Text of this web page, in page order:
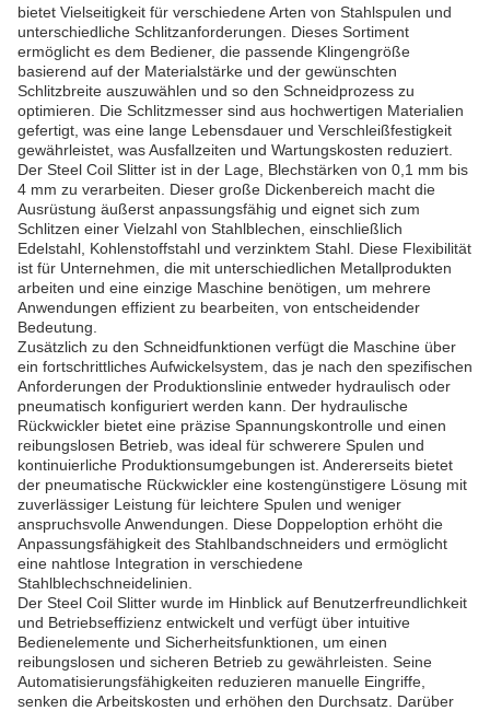
bietet Vielseitigkeit für verschiedene Arten von Stahlspulen und
unterschiedliche Schlitzanforderungen. Dieses Sortiment
ermöglicht es dem Bediener, die passende Klingengröße
basierend auf der Materialstärke und der gewünschten
Schlitzbreite auszuwählen und so den Schneidprozess zu
optimieren. Die Schlitzmesser sind aus hochwertigen Materialien
gefertigt, was eine lange Lebensdauer und Verschleißfestigkeit
gewährleistet, was Ausfallzeiten und Wartungskosten reduziert.
Der Steel Coil Slitter ist in der Lage, Blechstärken von 0,1 mm bis
4 mm zu verarbeiten. Dieser große Dickenbereich macht die
Ausrüstung äußerst anpassungsfähig und eignet sich zum
Schlitzen einer Vielzahl von Stahlblechen, einschließlich
Edelstahl, Kohlenstoffstahl und verzinktem Stahl. Diese Flexibilität
ist für Unternehmen, die mit unterschiedlichen Metallprodukten
arbeiten und eine einzige Maschine benötigen, um mehrere
Anwendungen effizient zu bearbeiten, von entscheidender
Bedeutung.
Zusätzlich zu den Schneidfunktionen verfügt die Maschine über
ein fortschrittliches Aufwickelsystem, das je nach den spezifischen
Anforderungen der Produktionslinie entweder hydraulisch oder
pneumatisch konfiguriert werden kann. Der hydraulische
Rückwickler bietet eine präzise Spannungskontrolle und einen
reibungslosen Betrieb, was ideal für schwerere Spulen und
kontinuierliche Produktionsumgebungen ist. Andererseits bietet
der pneumatische Rückwickler eine kostengünstigere Lösung mit
zuverlässiger Leistung für leichtere Spulen und weniger
anspruchsvolle Anwendungen. Diese Doppeloption erhöht die
Anpassungsfähigkeit des Stahlbandschneiders und ermöglicht
eine nahtlose Integration in verschiedene
Stahlblechschneidelinien.
Der Steel Coil Slitter wurde im Hinblick auf Benutzerfreundlichkeit
und Betriebseffizienz entwickelt und verfügt über intuitive
Bedienelemente und Sicherheitsfunktionen, um einen
reibungslosen und sicheren Betrieb zu gewährleisten. Seine
Automatisierungsfähigkeiten reduzieren manuelle Eingriffe,
senken die Arbeitskosten und erhöhen den Durchsatz. Darüber